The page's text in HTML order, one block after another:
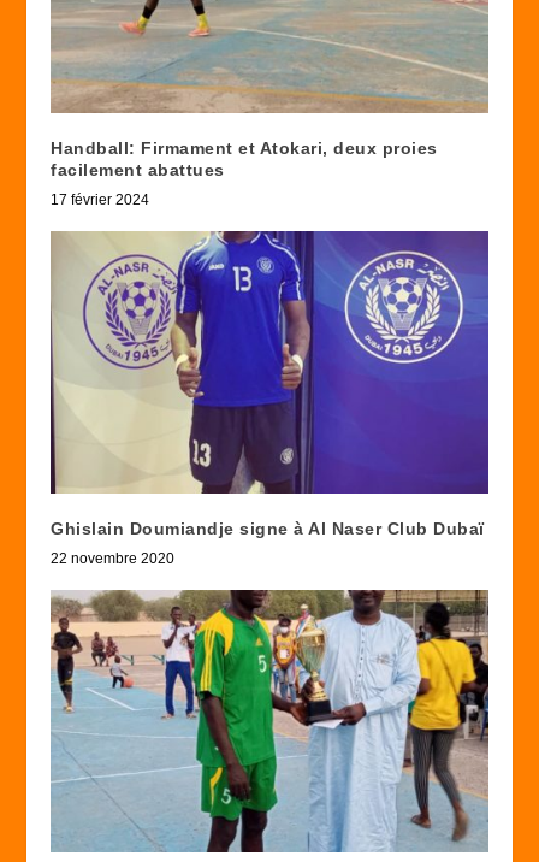
Handball: Firmament et Atokari, deux proies
facilement abattues
17 février 2024
Ghislain Doumiandje signe à Al Naser Club Dubaï
22 novembre 2020